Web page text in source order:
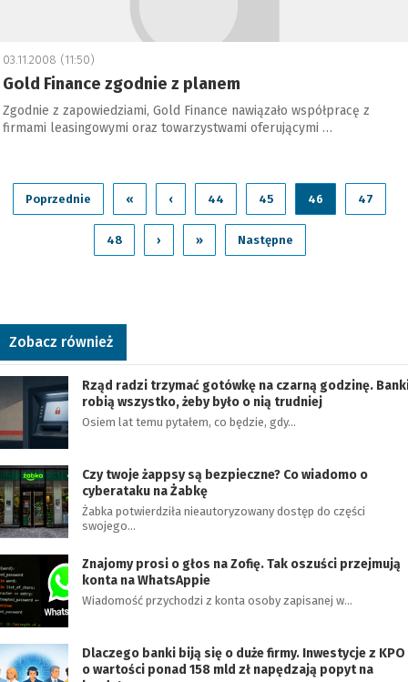
03.11.2008 (11:50)
Gold Finance zgodnie z planem
Zgodnie z zapowiedziami, Gold Finance nawiązało współpracę z
firmami leasingowymi oraz towarzystwami oferującymi …
Poprzednie « ‹ 44 45 46 47
48 › » Następne
Zobacz również
Rząd radzi trzymać gotówkę na czarną godzinę.
robią wszystko, żeby było o nią trudniej
Osiem lat temu pytałem, co będzie, gdy…
Czy twoje żappsy są bezpieczne? Co wiadomo o
cyberataku na Żabkę
Żabka potwierdziła nieautoryzowany dostęp do części
swojego…
Znajomy prosi o głos na Zofię. Tak oszuści przejmują
konta na WhatsAppie
Wiadomość przychodzi z konta osoby zapisanej w…
Dlaczego banki biją się o duże firmy. Inwestycje z KPO
o wartości ponad 158 mld zł napędzają popyt na